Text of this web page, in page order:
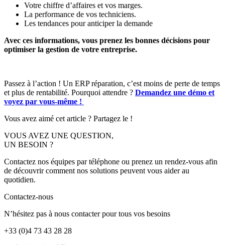
Votre chiffre d’affaires et vos marges.
La performance de vos techniciens.
Les tendances pour anticiper la demande
Avec ces informations, vous prenez les bonnes décisions pour
optimiser la gestion de votre entreprise.
Passez à l’action ! Un ERP réparation, c’est moins de perte de temps
et plus de rentabilité. Pourquoi attendre ? Demandez une démo et
voyez par vous-même !
Vous avez aimé cet article ? Partagez le !
VOUS AVEZ UNE QUESTION,
UN BESOIN ?
Contactez nos équipes par téléphone ou prenez un rendez-vous afin
de découvrir comment nos solutions peuvent vous aider au
quotidien.
Contactez-nous
N’hésitez pas à nous contacter pour tous vos besoins
+33 (0)4 73 43 28 28